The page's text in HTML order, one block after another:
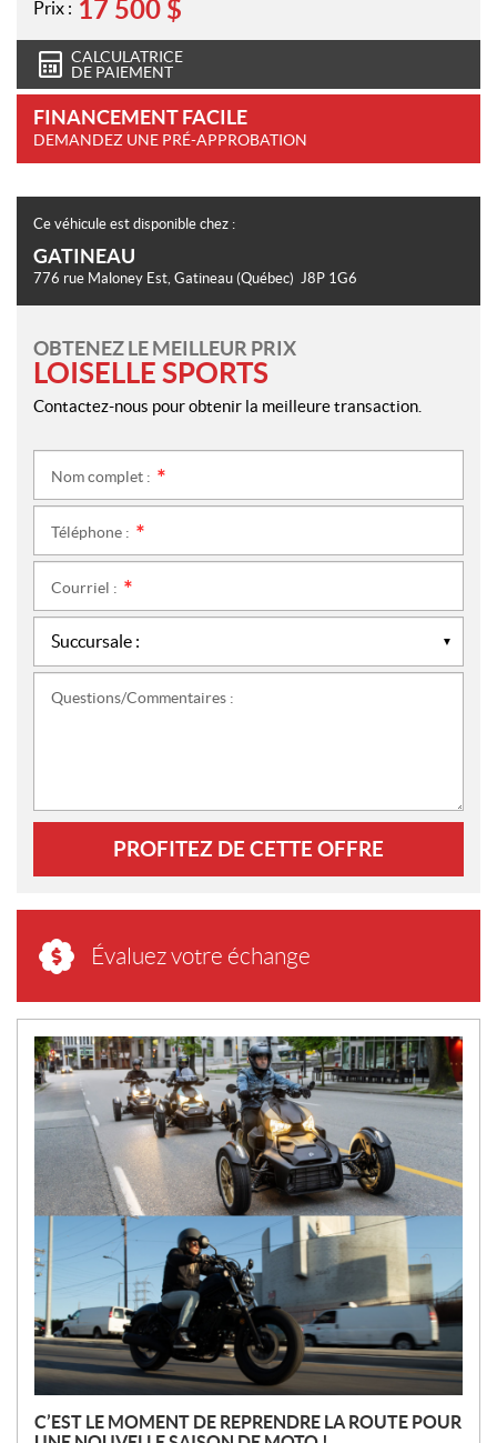
Prix : 17 500 $
CALCULATRICE
DE PAIEMENT
FINANCEMENT FACILE
DEMANDEZ UNE PRÉ-APPROBATION
Ce véhicule est disponible chez :
GATINEAU
776 rue Maloney Est, Gatineau (Québec) J8P 1G6
OBTENEZ LE MEILLEUR PRIX
LOISELLE SPORTS
Contactez-nous pour obtenir la meilleure transaction.
Nom complet :
Téléphone :
Courriel :
Questions/Commentaires :
PROFITEZ DE CETTE OFFRE
Évaluez votre échange
N
O
U
V
E
L
L
E
S
C’EST LE MOMENT DE REPRENDRE LA ROUTE POUR